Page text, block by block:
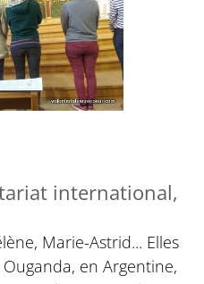
international,
Marie-Astrid... Elles
en Argentine,